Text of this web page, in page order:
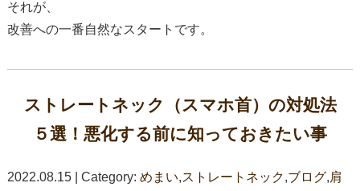
それが、
改善への一番自然なスタートです。
ストレートネック（スマホ首）の対処法
５選！悪化する前に知っておきたい事
2022.08.15 | Category: めまい,ストレートネック,ブログ,肩